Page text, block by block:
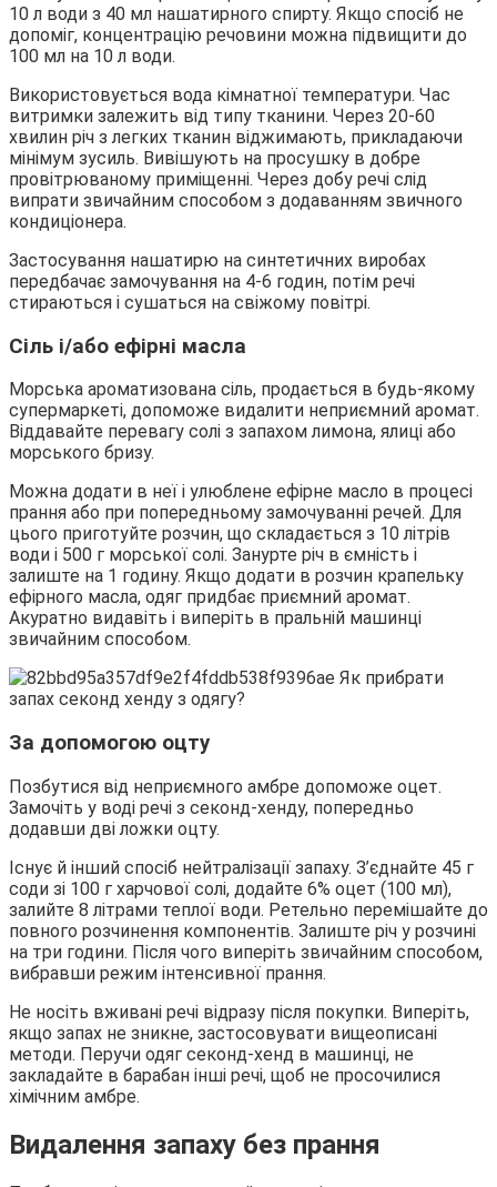
10 л води з 40 мл нашатирного спирту. Якщо спосіб не
допоміг, концентрацію речовини можна підвищити до
100 мл на 10 л води.
Використовується вода кімнатної температури. Час
витримки залежить від типу тканини. Через 20-60
хвилин річ з легких тканин віджимають, прикладаючи
мінімум зусиль. Вивішують на просушку в добре
провітрюваному приміщенні. Через добу речі слід
випрати звичайним способом з додаванням звичного
кондиціонера.
Застосування нашатирю на синтетичних виробах
передбачає замочування на 4-6 годин, потім речі
стираються і сушаться на свіжому повітрі.
Сіль і/або ефірні масла
Морська ароматизована сіль, продається в будь-якому
супермаркеті, допоможе видалити неприємний аромат.
Віддавайте перевагу солі з запахом лимона, ялиці або
морського бризу.
Можна додати в неї і улюблене ефірне масло в процесі
прання або при попередньому замочуванні речей. Для
цього приготуйте розчин, що складається з 10 літрів
води і 500 г морської солі. Занурте річ в ємність і
залиште на 1 годину. Якщо додати в розчин крапельку
ефірного масла, одяг придбає приємний аромат.
Акуратно видавіть і виперіть в пральній машинці
звичайним способом.
За допомогою оцту
Позбутися від неприємного амбре допоможе оцет.
Замочіть у воді речі з секонд-хенду, попередньо
додавши дві ложки оцту.
Існує й інший спосіб нейтралізації запаху. З’єднайте 45 г
соди зі 100 г харчової солі, додайте 6% оцет (100 мл),
залийте 8 літрами теплої води. Ретельно перемішайте до
повного розчинення компонентів. Залиште річ у розчині
на три години. Після чого виперіть звичайним способом,
вибравши режим інтенсивної прання.
Не носіть вживані речі відразу після покупки. Виперіть,
якщо запах не зникне, застосовувати вищеописані
методи. Перучи одяг секонд-хенд в машинці, не
закладайте в барабан інші речі, щоб не просочилися
хімічним амбре.
Видалення запаху без прання